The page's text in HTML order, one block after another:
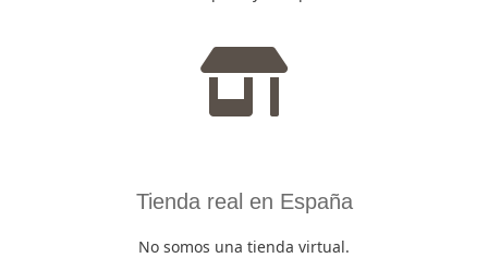
Tienda real en España
No somos una tienda virtual.